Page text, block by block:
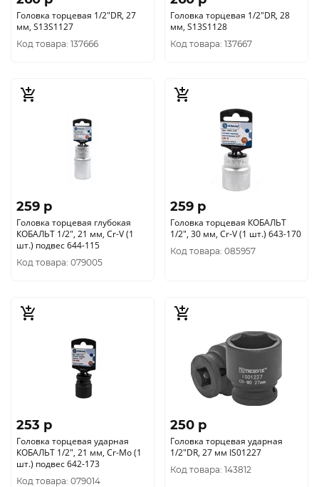
Головка торцевая 1/2"DR, 27
мм, S13S1127
Код товара: 137666
Головка торцевая 1/2"DR, 28
мм, S13S1128
Код товара: 137667
259 p
Головка торцевая глубокая
КОБАЛЬТ 1/2", 21 мм, Cr-V (1
шт.) подвес 644-115
Код товара: 079005
259 p
Головка торцевая КОБАЛЬТ
1/2", 30 мм, Cr-V (1 шт.) 643-170
Код товара: 085957
253 p
Головка торцевая ударная
КОБАЛЬТ 1/2", 21 мм, Cr-Mo (1
шт.) подвес 642-173
Код товара: 079014
250 p
Головка торцевая ударная
1/2"DR, 27 мм IS01227
Код товара: 143812